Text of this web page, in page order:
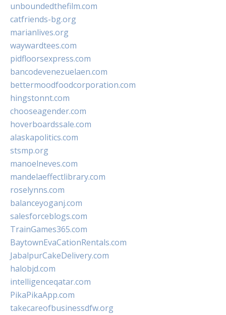
unboundedthefilm.com
catfriends-bg.org
marianlives.org
waywardtees.com
pidfloorsexpress.com
bancodevenezuelaen.com
bettermoodfoodcorporation.com
hingstonnt.com
chooseagender.com
hoverboardssale.com
alaskapolitics.com
stsmp.org
manoelneves.com
mandelaeffectlibrary.com
roselynns.com
balanceyoganj.com
salesforceblogs.com
TrainGames365.com
BaytownEvaCationRentals.com
JabalpurCakeDelivery.com
halobjd.com
intelligenceqatar.com
PikaPikaApp.com
takecareofbusinessdfw.org